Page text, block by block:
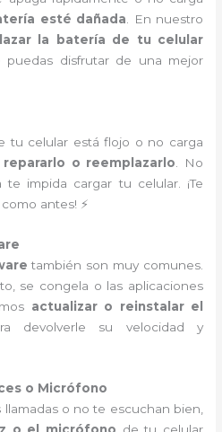
esté dañada . En nuestro
la batería de tu celular
puedas disfrutar de una mejor
tu celular está flojo o no carga
repararlo o reemplazarlo . No
impida cargar tu celular. ¡Te
antes! ⚡
también son muy comunes.
se congela o las aplicaciones
actualizar o reinstalar el
devolverle su velocidad y
o Micrófono
o no te escuchan bien,
o el micrófono de tu celular